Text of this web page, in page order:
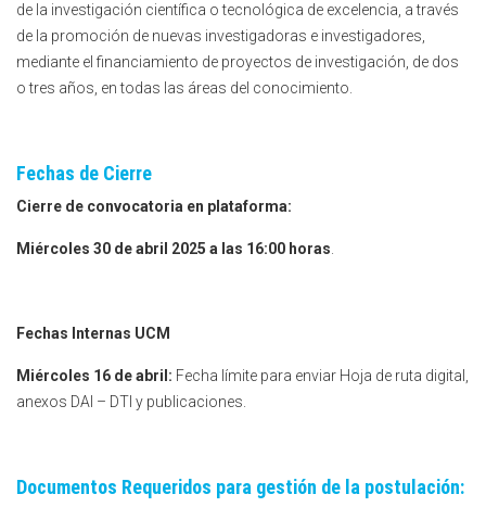
de la investigación científica o tecnológica de excelencia, a través
de la promoción de nuevas investigadoras e investigadores,
mediante el financiamiento de proyectos de investigación, de dos
o tres años, en todas las áreas del conocimiento.
Fechas de Cierre
Cierre de convocatoria en plataforma:
Miércoles 30 de abril 2025 a las 16:00 horas
Fechas Internas UCM
Miércoles 16 de abril: Fecha límite para enviar Hoja de ruta digital,
anexos DAI – DTI y publicaciones.
Documentos Requeridos para gestión de la postulación: